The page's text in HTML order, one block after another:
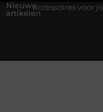
Nieuwe
artikelen
voor jouw auto